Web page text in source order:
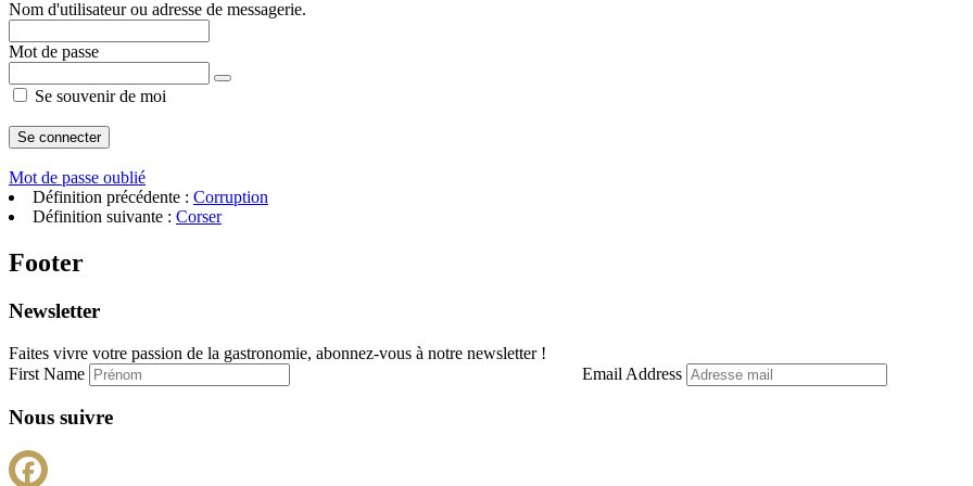
Nom d'utilisateur ou adresse de messagerie.
Mot de passe
Se souvenir de moi
Mot de passe oublié
Définition précédente : Corruption
Définition suivante : Corser
Footer
Newsletter
Faites vivre votre passion de la gastronomie, abonnez-vous à notre newsletter !
First Name
Email Address
Nous suivre